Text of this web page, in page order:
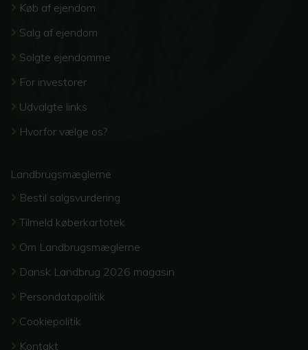
Køb af ejendom
Salg af ejendom
Solgte ejendomme
For investorer
Udvalgte links
Hvorfor vælge os?
Landbrugsmæglerne
Bestil salgsvurdering
Tilmeld køberkartotek
Om Landbrugsmæglerne
Dansk Landbrug 2026 magasin
Persondatapolitik
Cookiepolitik
Kontakt